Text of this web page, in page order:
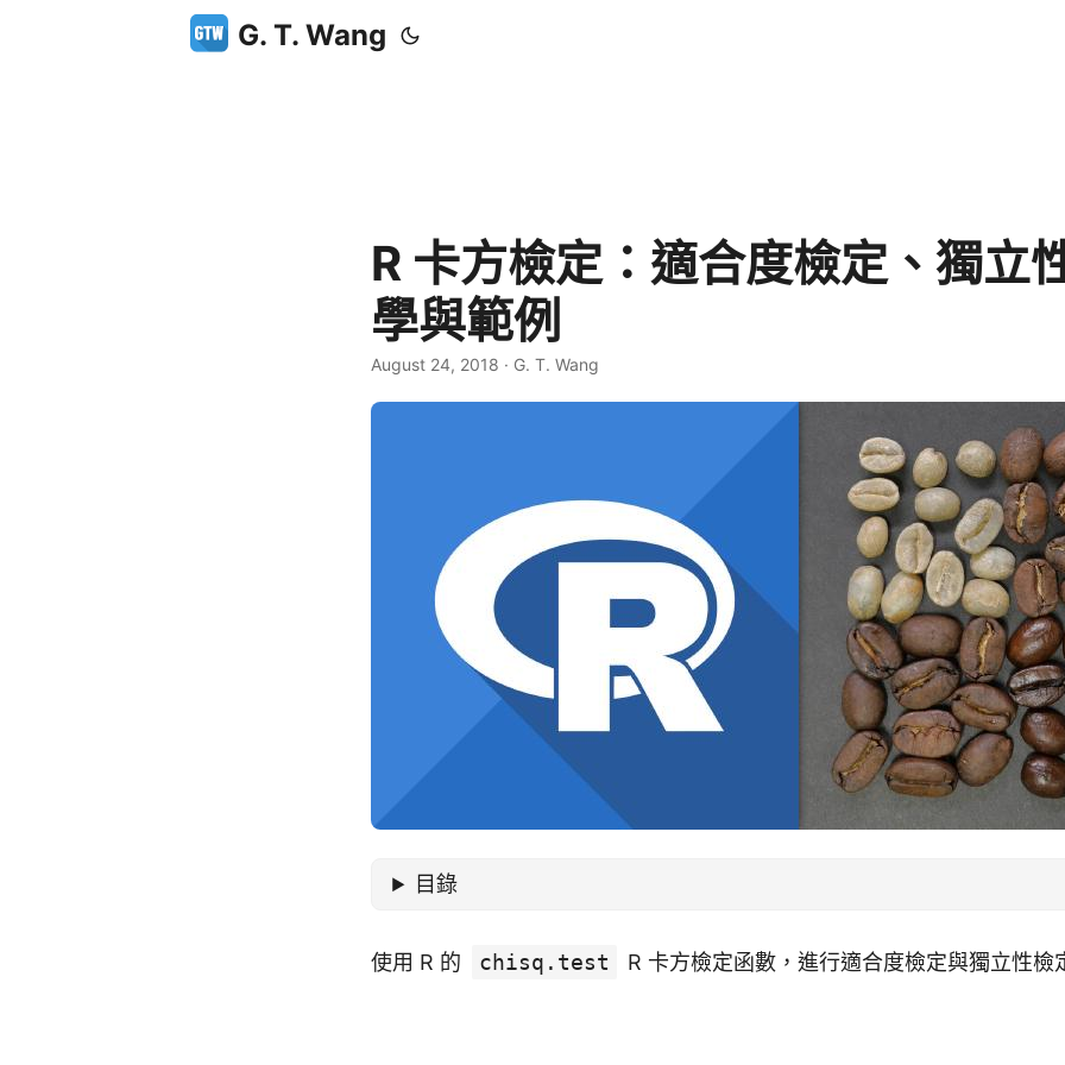
G. T. Wang
R 卡方檢定：適合度檢定、獨立
學與範例
August 24, 2018 · G. T. Wang
目錄
使用 R 的 chisq.test R 卡方檢定函數，進行適合度檢定與獨立性檢